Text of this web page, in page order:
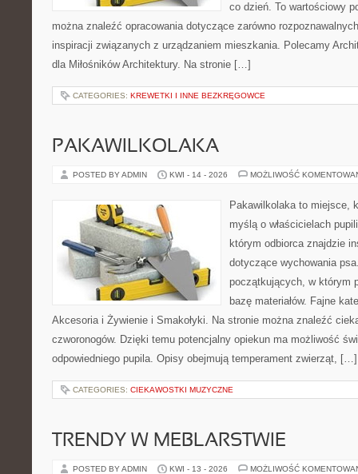
co dzień. To wartościowy
można znaleźć opracowania dotyczące zarówno
inspiracji związanych z urządzaniem mieszkania. Polecamy
dla Miłośników Architektury. Na stronie […]
CATEGORIES: KREWETKI I INNE BEZKRĘGOWCE
PAKAWILKOLAKA
POSTED BY ADMIN KWI - 14 - 2026 MOŻLIWOŚĆ
Pakawilkolaka to miejsce,
myślą o właścicielach
którym odbiorca znajdzie
dotyczące wychowania
początkujących, w którym
bazę materiałów. Fajne
Akcesoria i Żywienie i Smakołyki. Na stronie można znaleźć
czworonogów. Dzięki temu potencjalny opiekun ma możliwość
odpowiedniego pupila. Opisy obejmują temperament zwierząt, […]
CATEGORIES: CIEKAWOSTKI MUZYCZNE
TRENDY W MEBLARSTWIE
POSTED BY ADMIN KWI - 13 - 2026 MOŻLIWOŚĆ